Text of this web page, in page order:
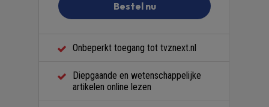
Bestel nu
Onbeperkt toegang tot tvznext.nl
Diepgaande en wetenschappelijke
artikelen online lezen